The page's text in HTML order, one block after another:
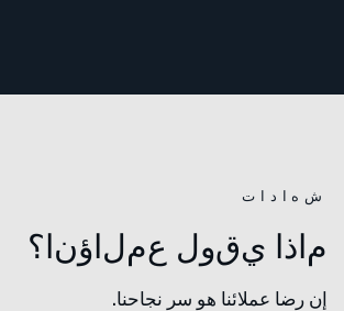
ش ه د ت
ماذا يقول عملاؤنا؟
إن رضا عملائنا هو سر نجاحنا.